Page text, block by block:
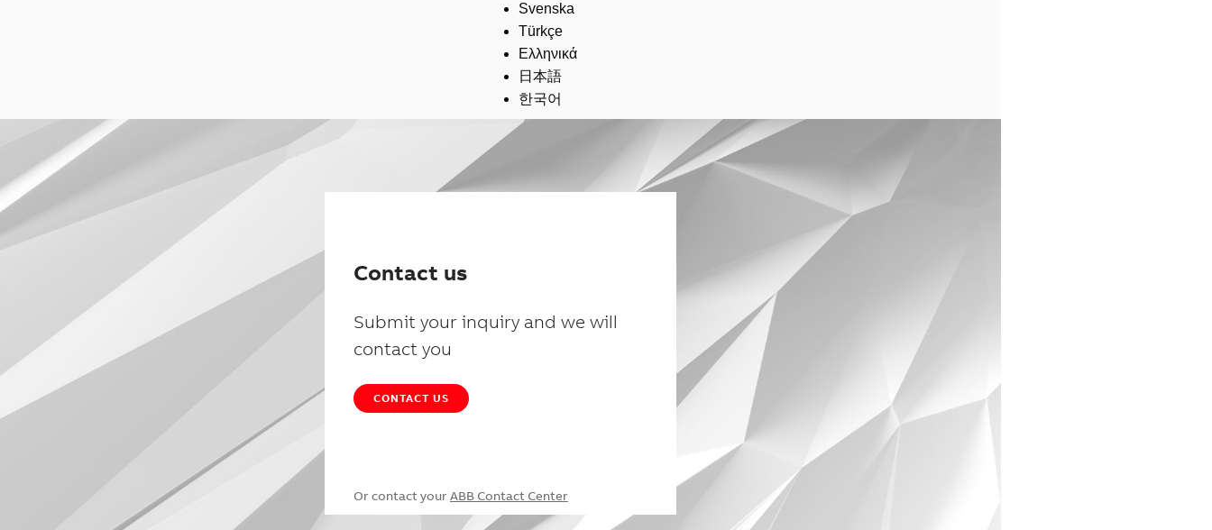
Svenska
Türkçe
Ελληνικά
日本語
한국어
Contact us
Submit your inquiry and we will
contact you
CONTACT US
Or contact your ABB Contact Center